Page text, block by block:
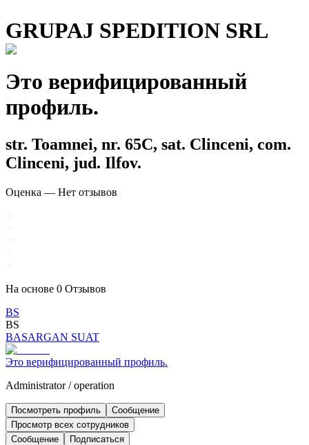
GRUPAJ SPEDITION SRL
Это верифицированный
профиль.
str. Toamnei, nr. 65C, sat. Clinceni, com.
Clinceni, jud. Ilfov.
Оценка — Нет отзывов
На основе 0 Отзывов
BS
BS
BASARGAN SUAT
Это верифицированный профиль.
Administrator/operation
Посмотреть профиль
Сообщение
Просмотр всех сотрудников
Сообщение
Подписаться